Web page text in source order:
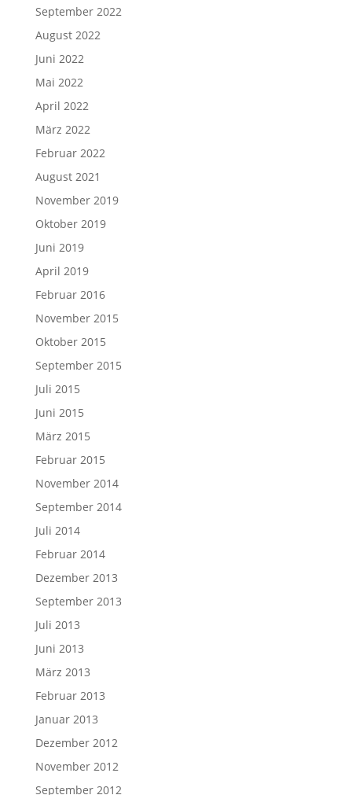
September 2022
August 2022
Juni 2022
Mai 2022
April 2022
März 2022
Februar 2022
August 2021
November 2019
Oktober 2019
Juni 2019
April 2019
Februar 2016
November 2015
Oktober 2015
September 2015
Juli 2015
Juni 2015
März 2015
Februar 2015
November 2014
September 2014
Juli 2014
Februar 2014
Dezember 2013
September 2013
Juli 2013
Juni 2013
März 2013
Februar 2013
Januar 2013
Dezember 2012
November 2012
September 2012